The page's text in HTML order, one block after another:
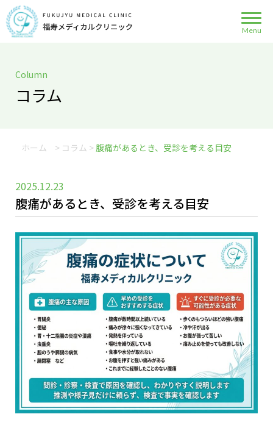
Column
コラム
ホーム > コラム > 腹痛があるとき、受診を考える目安
2025.12.23
腹痛があるとき、受診を考える目安